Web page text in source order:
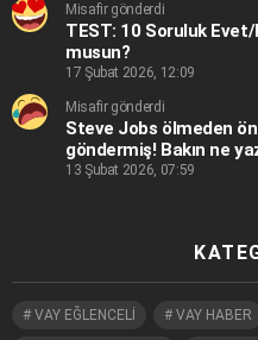
Misafir gönderdi
TEST: 10 Soruluk
musun?
17 Şubat 2026, 12:09
Misafir gönderdi
Steve Jobs ölmeden
göndermiş! Bakın ne
13 Şubat 2026, 07:59
VAY EĞLENCELİ VAY HABER